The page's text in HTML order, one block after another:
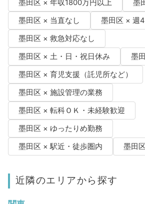
墨田区 × 年収1800万円以上
墨
墨田区 × 当直なし
墨田区 × 週
墨田区 × 救急対応なし
墨田区 × 土・日・祝日休み
墨
墨田区 × 育児支援（託児所など）
墨田区 × 施設管理の業務
墨田区 × 転科ＯＫ・未経験歓迎
墨田区 × ゆったりめ勤務
墨田区 × 駅近・徒歩圏内
墨田
近隣のエリアから探す